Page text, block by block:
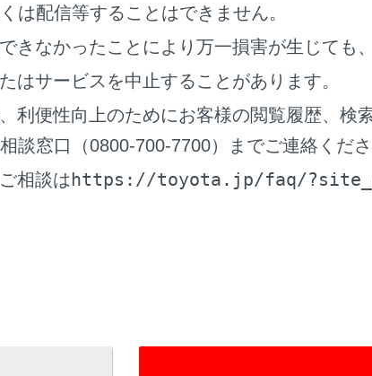
]にタッチします。
設定します。
ラスト」：コントラストを調整できます。
は配信等することはできません。
きなかったことにより万一損害が生じても
はサービスを中止することがあります。
利便性向上のためにお客様の閲覧履歴、検
談窓口（0800-700-7700）までご連絡くださ
相談はhttps://toyota.jp/faq/